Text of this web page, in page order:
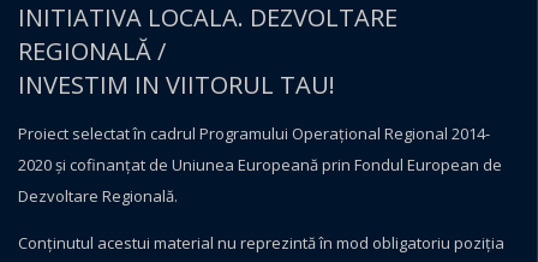
INITIATIVA LOCALA. DEZVOLTARE
REGIONALĂ /
INVESTIM IN VIITORUL TAU!
Proiect selectat în cadrul Programului Operațional Regional 2014-
2020 și cofinanțat de Uniunea Europeană prin Fondul European de
Dezvoltare Regională.
Conţinutul acestui material nu reprezintă în mod obligatoriu poziţia